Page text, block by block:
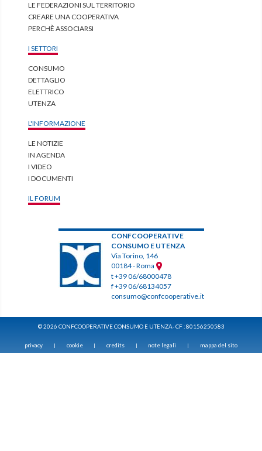
LE FEDERAZIONI SUL TERRITORIO
CREARE UNA COOPERATIVA
PERCHÈ ASSOCIARSI
I SETTORI
CONSUMO
DETTAGLIO
ELETTRICO
UTENZA
L'INFORMAZIONE
LE NOTIZIE
IN AGENDA
I VIDEO
I DOCUMENTI
IL FORUM
CONFCOOPERATIVE
CONSUMO E UTENZA
Via Torino, 146
00184 - Roma
t +39 06/68000478
f +39 06/68134057
consumo@confcooperative.it
© 2026 CONFCOOPERATIVE CONSUMO E UTENZA- CF : 80156250583
privacy cookie credits note legali mappa del sito